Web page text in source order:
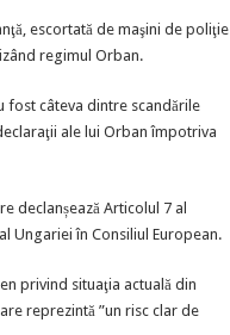
escortată de maşini de poliţie
regimul Orban.
fost câteva dintre scandările
ale lui Orban împotriva
declanșează Articolul 7 al
Ungariei în Consiliul European.
privind situaţia actuală din
reprezintă ”un risc clar de